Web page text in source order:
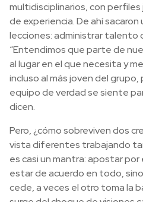
multidisciplinarios, con
de experiencia. De ahí sacaron
lecciones: administrar talento
“Entendimos que parte de
al lugar en el que necesita y
incluso al más joven del
equipo de verdad se siente
dicen.
Pero, ¿cómo sobreviven dos
vista diferentes trabajando
es casi un mantra: apostar
estar de acuerdo en todo,
cede, a veces el otro toma la